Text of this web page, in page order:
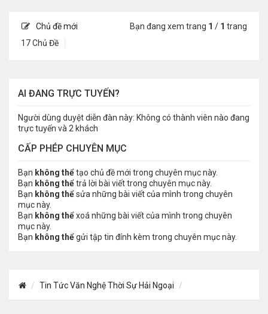
Chủ đề mới
17 Chủ Đề
Bạn đang xem trang 1 / 1 trang
AI ĐANG TRỰC TUYẾN?
Người dùng duyệt diễn đàn này: Không có thành viên nào đang
trực tuyến và 2 khách
CẤP PHÉP CHUYÊN MỤC
Bạn không thểtạo chủ đề mới trong chuyên mục này.
Bạn không thểtrả lời bài viết trong chuyên mục này.
Bạn không thểsửa những bài viết của mình trong chuyên
mục này.
Bạn không thểxoá những bài viết của mình trong chuyên
mục này.
Bạn không thểgửi tập tin đính kèm trong chuyên mục này.
Tin Tức Văn Nghệ Thời Sự Hải Ngoại